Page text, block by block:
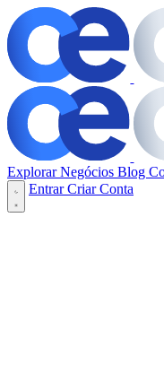
Explorar Negócios Blog
EntrarCriar Conta